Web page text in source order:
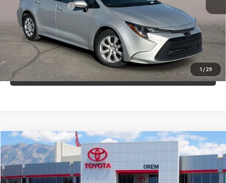
1 /29
Precio de Internet:
LLÁMANOS
HAZ UNA PREGUNTA
Usado2023Hyundai Palisade
Baja de precio
VIN:KM8R54GE5PU508982 Valores: U17789Modelo:J1462F65
$27,759
PRECIO DE INTERNET
Comparar vehículo